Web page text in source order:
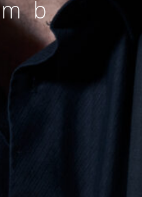
mb